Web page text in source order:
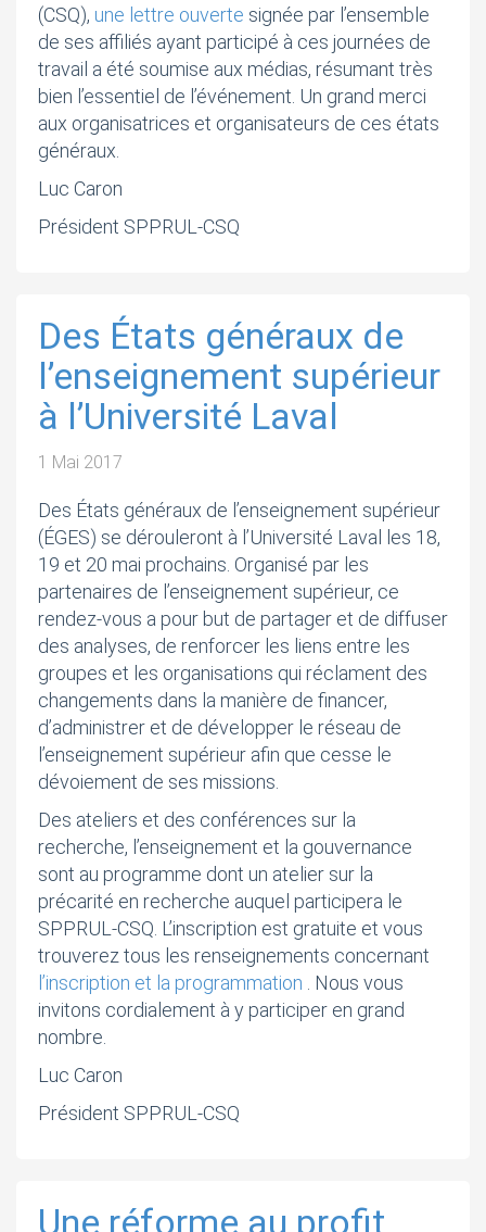
(CSQ), une lettre ouverte signée par l’ensemble
de ses affiliés ayant participé à ces journées de
travail a été soumise aux médias, résumant très
bien l’essentiel de l’événement. Un grand merci
aux organisatrices et organisateurs de ces états
généraux.
Luc Caron
Président SPPRUL-CSQ
Des États généraux de
l’enseignement supérieur
à l’Université Laval
1 Mai 2017
Des États généraux de l’enseignement supérieur
(ÉGES) se dérouleront à l’Université Laval les 18,
19 et 20 mai prochains. Organisé par les
partenaires de l’enseignement supérieur, ce
rendez-vous a pour but de partager et de diffuser
des analyses, de renforcer les liens entre les
groupes et les organisations qui réclament des
changements dans la manière de financer,
d’administrer et de développer le réseau de
l’enseignement supérieur afin que cesse le
dévoiement de ses missions.
Des ateliers et des conférences sur la
recherche, l’enseignement et la gouvernance
sont au programme dont un atelier sur la
précarité en recherche auquel participera le
SPPRUL-CSQ. L’inscription est gratuite et vous
trouverez tous les renseignements concernant
l’inscription et la programmation . Nous vous
invitons cordialement à y participer en grand
nombre.
Luc Caron
Président SPPRUL-CSQ
Une réforme au profit